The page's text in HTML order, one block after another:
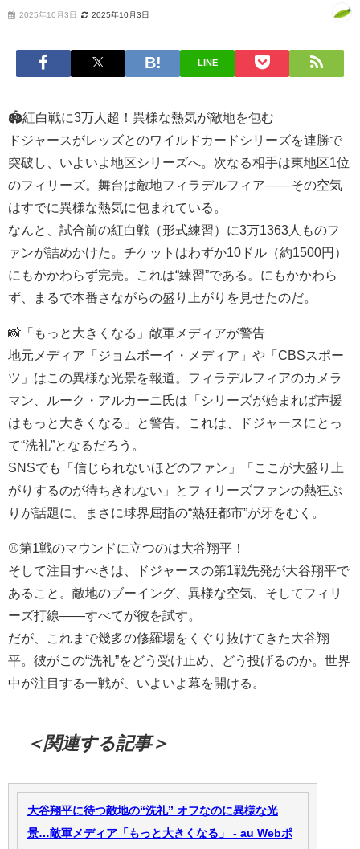
2025年10月3日 2025年10月3日
LINE
🏟️紅白戦に3万人超！異様な熱気が敵地を包む
ドジャースがレッズとのワイルドカードシリーズを連勝で
突破し、いよいよ地区シリーズへ。次なる相手は東地区1位
のフィリーズ。舞台は敵地フィラデルフィア――その空気
はすでに異様な熱気に包まれている。
なんと、試合前の紅白戦（形式練習）に3万1363人ものフ
ァンが詰めかけた。チケットはわずか10ドル（約1500円）
にもかかわらず完売。これは“練習”である。にもかかわら
ず、まるで本番さながらの盛り上がりを見せたのだ。
📸「もっと大きくなる」敵軍メディアが警告
地元メディア「ジョムボーイ・メディア」や「CBSスポー
ツ」はこの異様な光景を報道。フィラデルフィアのカメラ
マン、ルーク・アルカーニ氏は「シリーズが始まれば声援
はもっと大きくなる」と警告。これは、ドジャースにとっ
て“洗礼”となるだろう。
SNSでも「信じられないほどのファン」「ここが大盛り上
がりするのが待ちきれない」とフィリーズファンの熱狂ぶ
りが話題に。まさに球界屈指の“熱狂都市”が牙をむく。
⚾第1戦のマウンドに立つのは大谷翔平！
そして注目すべきは、ドジャースの第1戦先発が大谷翔平で
あること。敵地のブーイング、異様な空気、そしてフィリ
ーズ打線――すべてが彼を試す。
だが、これまで幾多の修羅場をくぐり抜けてきた大谷翔
平。彼がこの“洗礼”をどう受け止め、どう投げるのか。世界
中が注目する一戦が、いよいよ幕を開ける。
＜関連する記事＞
大谷翔平に待つ敵地の“洗礼” オフなのに異様な光
景…敵軍メディア「もっと大きくなる」 - au Webポ